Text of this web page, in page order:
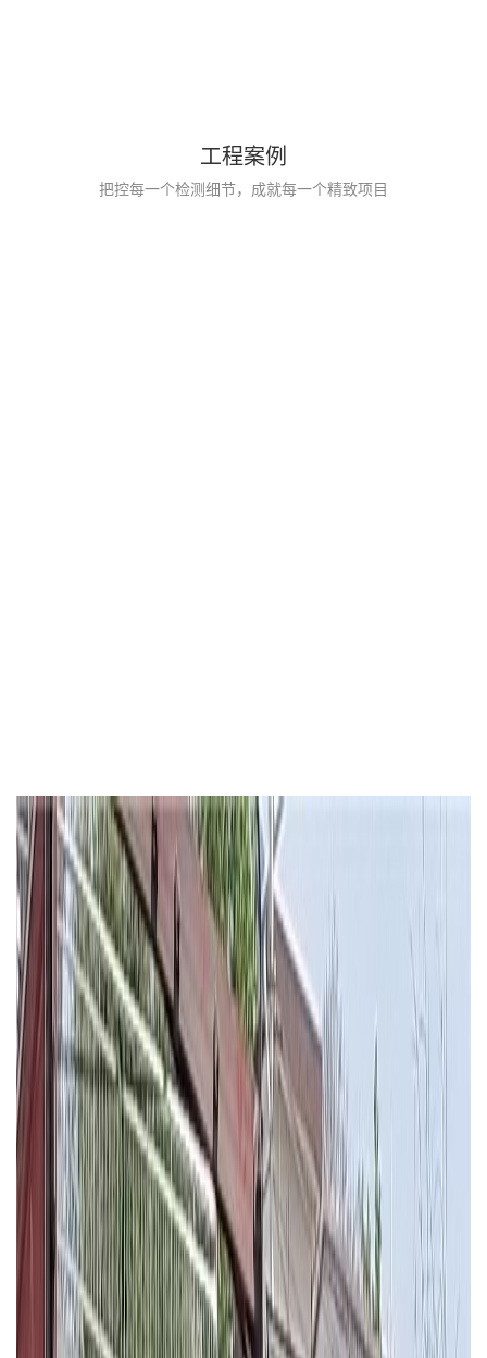
工程案例
把控每一个检测细节，成就每一个精致项目